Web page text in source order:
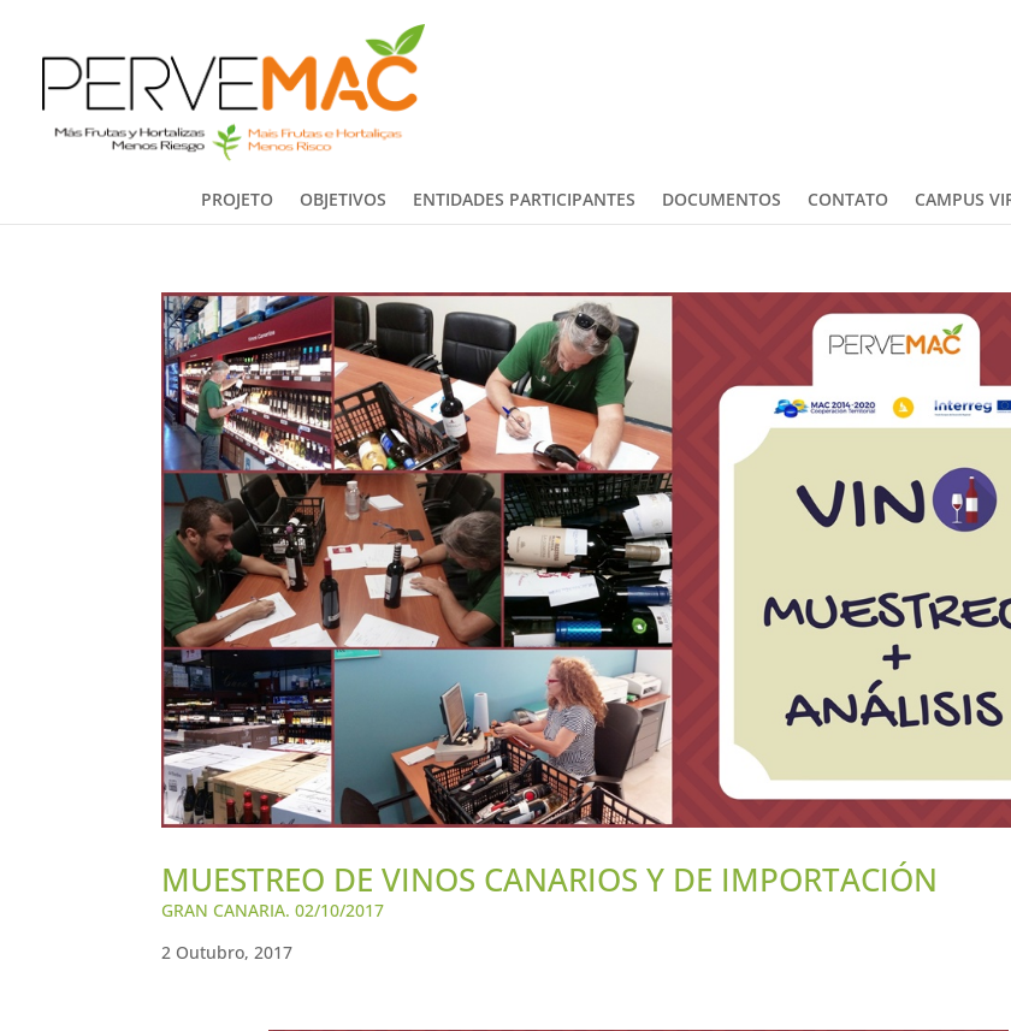
PROJETO OBJETIVOS ENTIDADES PARTICIPANTES DOCUMENTOS CONTATO CAMPUS
MUESTREO DE VINOS CANARIOS Y DE IMPORTACIÓN
GRAN CANARIA. 02/10/2017
2 Outubro, 2017